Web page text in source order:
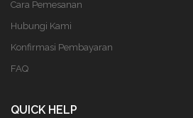
Cara Pemesanan
Hubungi Kami
Konfirmasi Pembayaran
FAQ
QUICK HELP